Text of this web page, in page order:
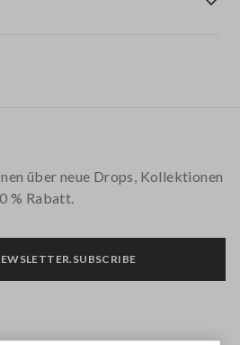
über neue Drops, Kollektionen
% Rabatt.